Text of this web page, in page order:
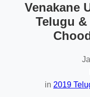
Venakane
Telugu
in 2019